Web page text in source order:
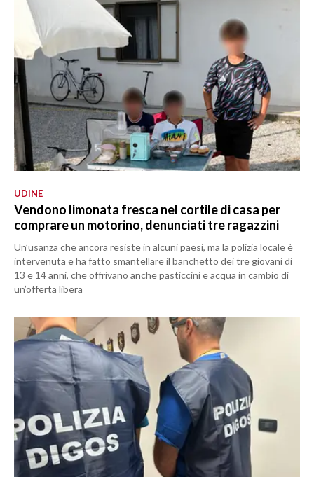
UDINE
Vendono limonata fresca nel cortile di casa per
comprare un motorino, denunciati tre ragazzini
Un’usanza che ancora resiste in alcuni paesi, ma la polizia locale è
intervenuta e ha fatto smantellare il banchetto dei tre giovani di
13 e 14 anni, che offrivano anche pasticcini e acqua in cambio di
un’offerta libera